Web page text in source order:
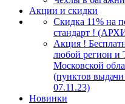
Акции и скидки
Скидка 11% на
стандарт !
Акция !
любой регион
Московской
(пунктов
07.11.23)
Новинки